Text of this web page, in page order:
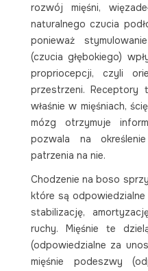
rozwój mięśni,
naturalnego czucia
ponieważ
(czucia głębokiego)
propriocepcji, czyli
przestrzeni. Receptory
właśnie w mięśniach,
mózg otrzymuje
pozwala na
patrzenia na nie.
Chodzenie na boso
które są odpowiedzialne
stabilizację,
ruchy. Mięśnie te
(odpowiedzialne za
mięśnie podeszwy